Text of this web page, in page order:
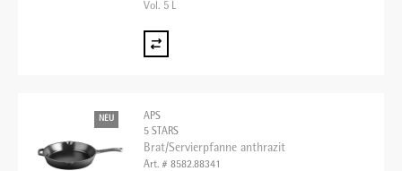
Vol. 5 L
NEU
APS
5 STARS
Brat/Servierpfanne anthrazit
Art. # 8582.88341